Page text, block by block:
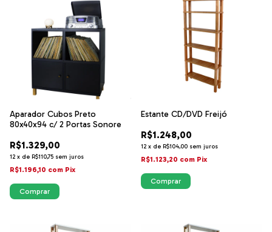
Aparador Cubos Preto
80x40x94 c/ 2 Portas Sonore
R$1.329,00
12 x de R$110,75 sem juros
R$1.196,10 com Pix
Estante CD/DVD Freijó
R$1.248,00
12 x de R$104,00 sem juros
R$1.123,20 com Pix